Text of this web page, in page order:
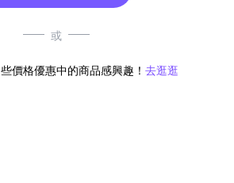
或
價格優惠中的商品感興趣！ 去逛逛